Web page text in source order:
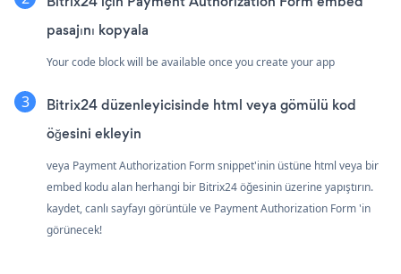
pasajını kopyala
Your code block will be available once you create your app
Bitrix24 düzenleyicisinde html veya gömülü kod
öğesini ekleyin
veya Payment Authorization Form snippet'inin üstüne html veya bir
embed kodu alan herhangi bir Bitrix24 öğesinin üzerine yapıştırın.
kaydet, canlı sayfayı görüntüle ve Payment Authorization Form 'in
görünecek!